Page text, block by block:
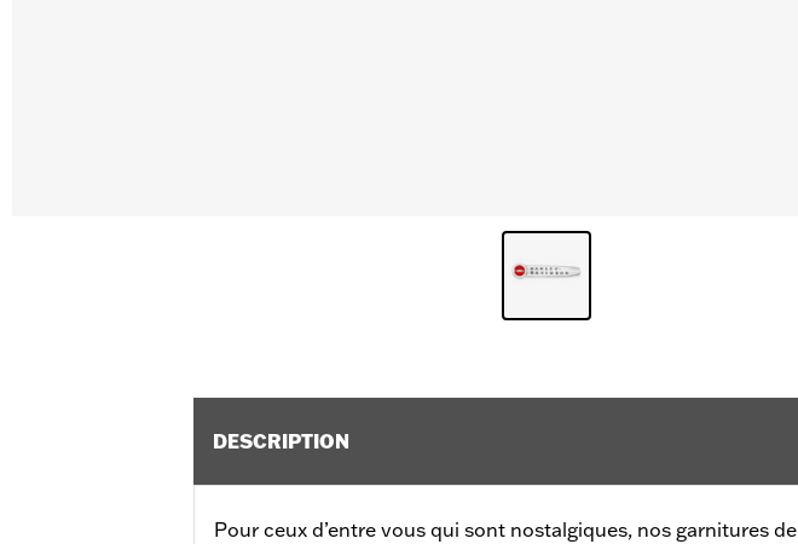
DESCRIPTION
Pour ceux d’entre vous qui sont nostalgiques, nos garnitures de